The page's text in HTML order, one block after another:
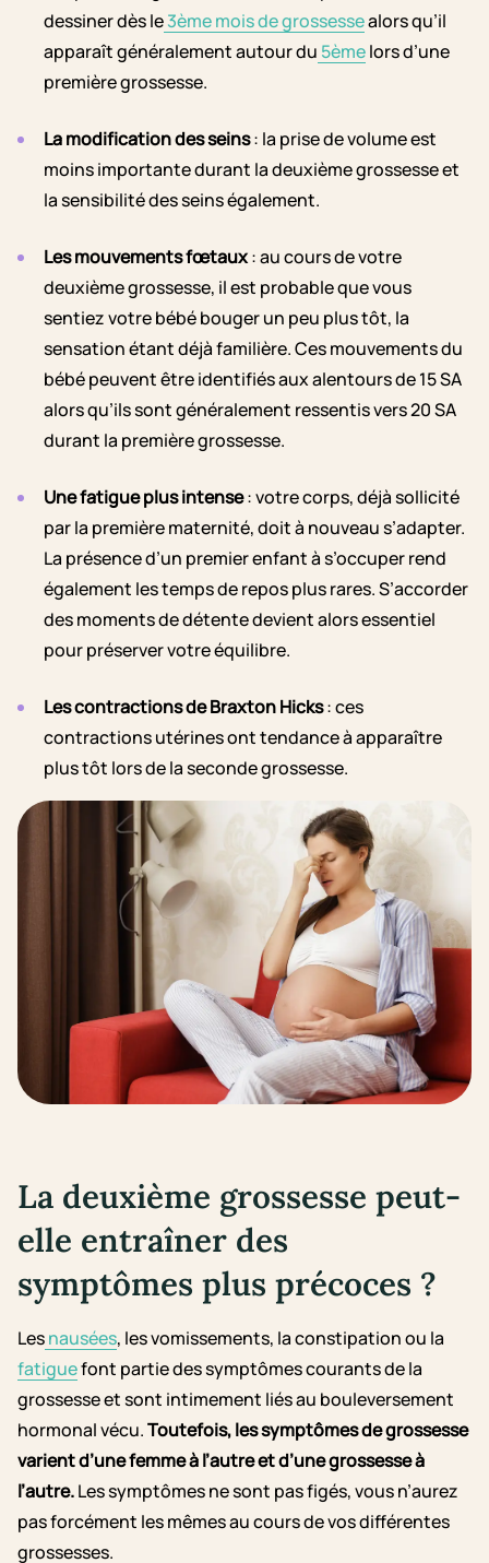
dessiner dès le3ème mois de grossessealors qu’il
apparaît généralement autour du 5èmelors d’une
première grossesse.
La modification des seins: la prise de volume est
moins importante durant la deuxième grossesse et
la sensibilité des seins également.
Les mouvements fœtaux: au cours de votre
deuxième grossesse, il est probable que vous
sentiez votre bébé bouger un peu plus tôt, la
sensation étant déjà familière. Ces mouvements du
bébé peuvent être identifiés aux alentours de 15 SA
alors qu’ils sont généralement ressentis vers 20 SA
durant la première grossesse.
Une fatigue plus intense: votre corps, déjà sollicité
par la première maternité, doit à nouveau s’adapter.
La présence d’un premier enfant à s’occuper rend
également les temps de repos plus rares. S’accorder
des moments de détente devient alors essentiel
pour préserver votre équilibre.
Les contractions de Braxton Hicks: ces
contractions utérines ont tendance à apparaître
plus tôt lors de la seconde grossesse.
La deuxième grossesse peut-
elle entraîner des
symptômes plus précoces ?
Lesnausées, les vomissements, la constipation ou la
fatiguefont partie des symptômes courants de la
grossesse et sont intimement liés au bouleversement
hormonal vécu.Toutefois, les symptômes de grossesse
varient d’une femme à l’autre et d’une grossesse à
l’autre.Les symptômes ne sont pas figés, vous n’aurez
pas forcément les mêmes au cours de vos différentes
grossesses.